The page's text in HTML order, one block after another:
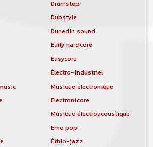
Drumstep
Dubstyle
Dunedin sound
Early hardcore
Easycore
Électro-industriel
Musique électronique
Electronicore
Musique électroacoustique
Emo pop
Éthio-jazz